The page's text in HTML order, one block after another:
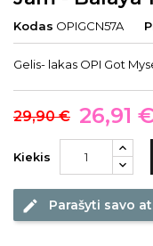
Kodas OPIGCN57A
Gelis- lakas OPI Got
29,90 € 26,91
Kiekis
edit Parašyti savo